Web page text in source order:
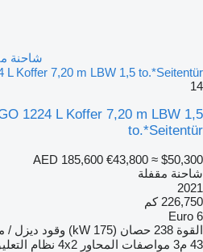
L Koffer 7,20 m LBW 1,5 to.*Seitentür
14
1224 L Koffer 7,20 m LBW 1,5
to.*Seitentür
AED 185,600 €43,800 ≈ $50,300
شاحنة مقفلة
2021
226,750 كم
Euro 6
القوة 238 حصان (175 kW) وقود ديزل /
43 م3
مواصفات المحاور 4x2 نظام